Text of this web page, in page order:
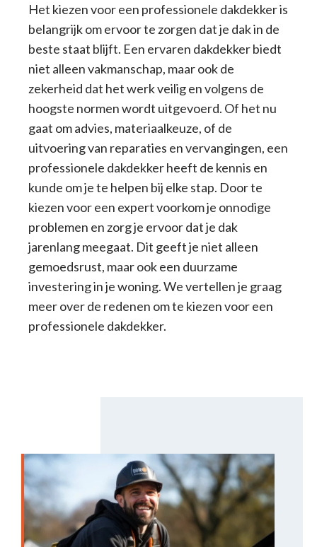
Het kiezen voor een professionele dakdekker is
belangrijk om ervoor te zorgen dat je dak in de
beste staat blijft. Een ervaren dakdekker biedt
niet alleen vakmanschap, maar ook de
zekerheid dat het werk veilig en volgens de
hoogste normen wordt uitgevoerd. Of het nu
gaat om advies, materiaalkeuze, of de
uitvoering van reparaties en vervangingen, een
professionele dakdekker heeft de kennis en
kunde om je te helpen bij elke stap. Door te
kiezen voor een expert voorkom je onnodige
problemen en zorg je ervoor dat je dak
jarenlang meegaat. Dit geeft je niet alleen
gemoedsrust, maar ook een duurzame
investering in je woning. We vertellen je graag
meer over de redenen om te kiezen voor een
professionele dakdekker.